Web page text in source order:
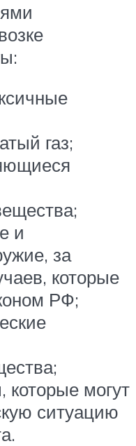
газ;
и
за
которые
РФ;
которые могут
ситуацию